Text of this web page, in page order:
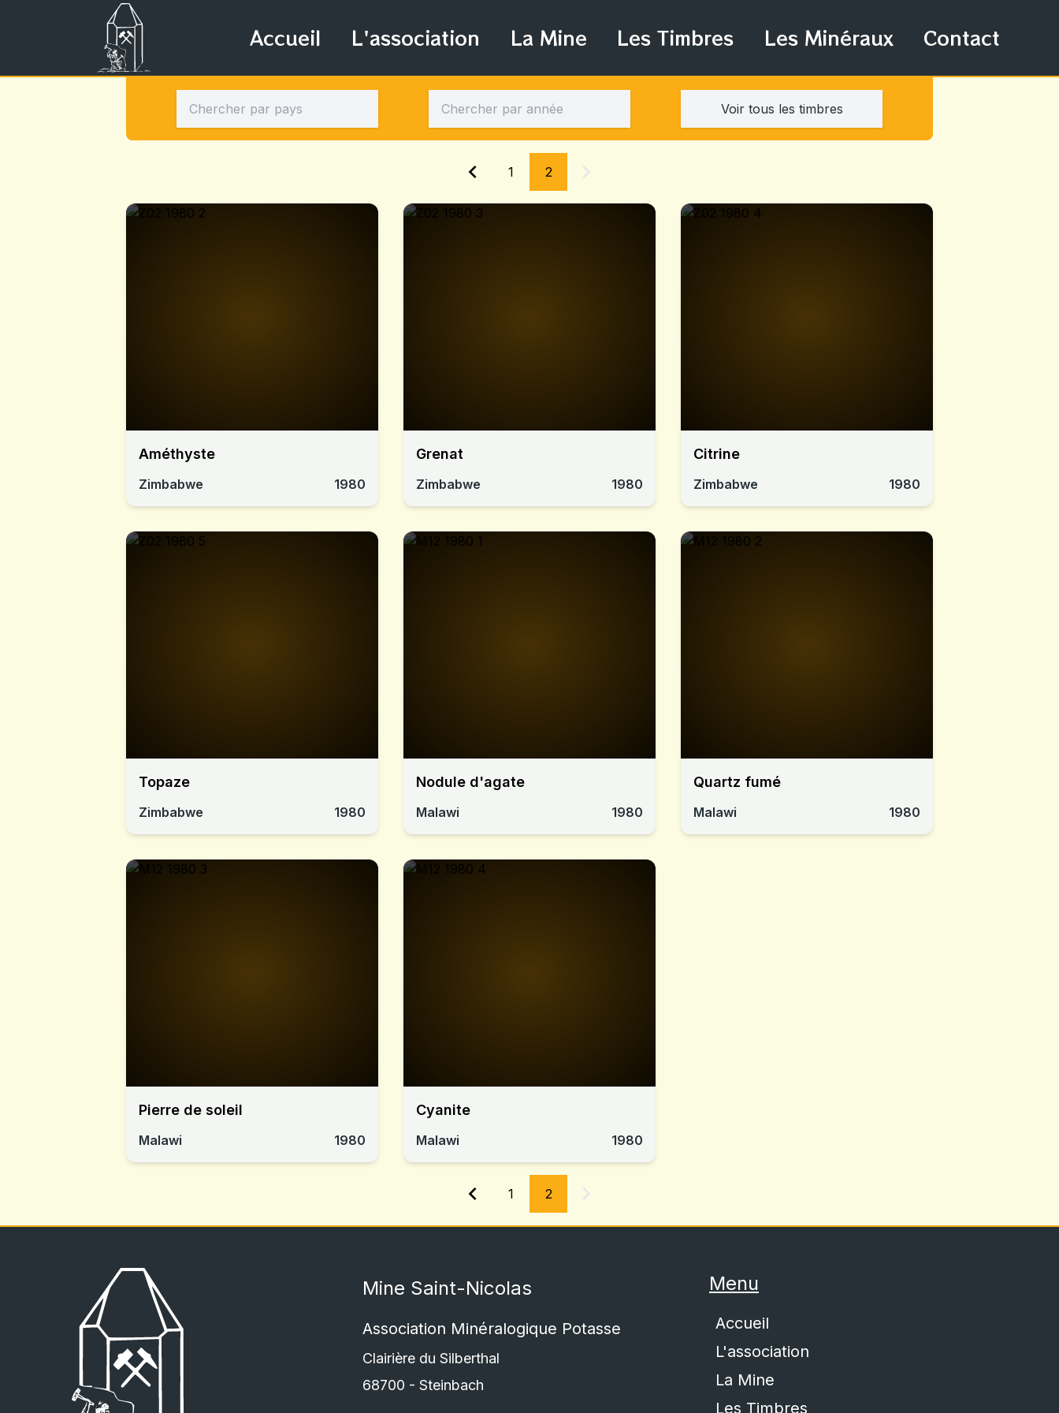
Accueil L'association La Mine Les Timbres Les Minéraux Contact
Voir tous les timbres
1 2
Améthyste
Zimbabwe 1980
Grenat
Zimbabwe 1980
Citrine
Zimbabwe 1980
Topaze
Zimbabwe 1980
Nodule d'agate
Malawi 1980
Quartz fumé
Malawi 1980
Pierre de soleil
Malawi 1980
Cyanite
Malawi 1980
1 2
Mine Saint-Nicolas
Association Minéralogique Potasse
Clairière du Silberthal
68700 - Steinbach
Menu
Accueil
L'association
La Mine
Les Timbres